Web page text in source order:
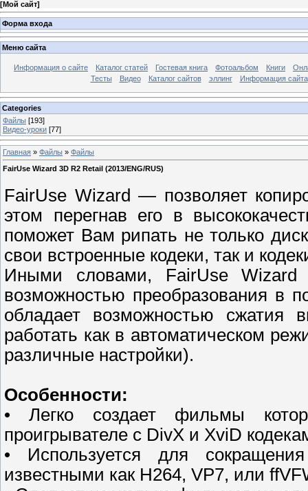
[Мой сайт]
Форма входа
Меню сайта
Информация о сайте Каталог статей Гостевая книга Фотоальбом Книги
Тесты
Видео Каталог сайтов эллинг Информация сайта
Categories
Файлы [193]
Видео-уроки [77]
Главная » Файлы » Файлы
FairUse Wizard 3D R2 Retail (2013/ENG/RUS)
FairUse Wizard — позволяет
этом перегнав его в
поможет Вам рипать не только
свои встроенные кодеки, так и
Иными словами, FairUse
возможностью преобразования в
обладает возможностью
работать как в автоматическом
различные настройки).
Особенности:
• Легко создает фильмы
проигрывателе с DivX и XviD
• Используется для
известными как H264, VP7, или